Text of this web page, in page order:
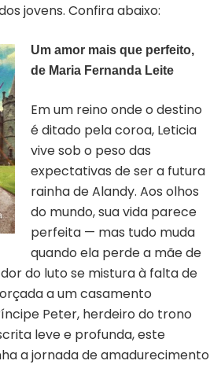
jovens. Confira abaixo:
Um amor mais que perfeito,
de Maria Fernanda Leite
Em um reino onde o destino
é ditado pela coroa, Leticia
vive sob o peso das
expectativas de ser a futura
rainha de Alandy. Aos olhos
do mundo, sua vida parece
perfeita — mas tudo muda
quando ela perde a mãe de
do luto se mistura à falta de
a um casamento
Peter, herdeiro do trono
leve e profunda,este
a jornada de amadurecimento